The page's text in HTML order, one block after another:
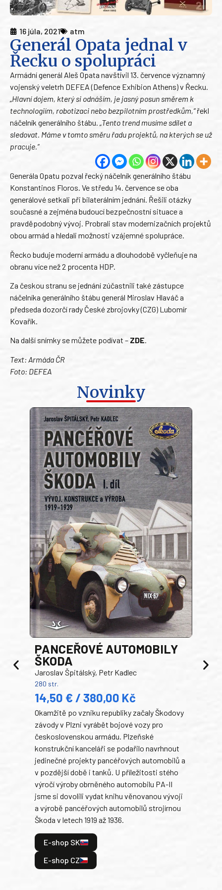
16 júla, 2021 atm
Generál Opata jednal v
Řecku o spolupráci
Armádní generál Aleš Opata navštívil 13. července významný
vojenský veletrh DEFEA (Defence Exhibion Athens) v Řecku.
„Hlavní dojem, který si odnáším, je jasný posun směrem k
technologiím, robotizaci nebo bezpilotním prostředkům,“řekl
náčelník generálního štábu. „Tento trend musíme sdílet a
sledovat. Máme v tomto směru řadu projektů, na kterých se už
pracuje.“
Generála Opatu pozval řecký náčelník generálního štábu
Konstantinos Floros. Ve středu 14. července se oba
generálové setkali při bilaterálním jednání. Řešili otázky
současné a zejména budoucí bezpečnostní situace a
pravděpodobný vývoj. Probrali stav modernizačních projektů
obou armád a hledali možnosti vzájemné spolupráce.
Řecko buduje moderní armádu a dlouhodobě vyčleňuje na
obranu více než 2 procenta HDP.
Za českou stranu se jednání zúčastnili také zástupce
náčelníka generálního štábu generál Miroslav Hlaváč a
předseda dozorčí rady České zbrojovky (CZG) Lubomír
Kovařík.
Na další snímky se můžete podívat – ZDE.
Text: Armáda ČR
Foto: DEFEA
Novinky
PANCEŘOVÉ AUTOMOBILY
ŠKODA
Jaroslav Špitálský, Petr Kadlec
280 str.
14,50 € / 380,00 Kč
Okamžitě po vzniku republiky začaly Škodovy
závody v Plzni vyrábět bojové vozy pro
československou armádu. Plzeňské
konstrukční kanceláři se podařilo navrhnout
jedinečné projekty pancéřových automobilů a
v pozdější době i tanků. U příležitosti stého
výročí výroby obrněného automobilu PA-II
jsme si dovolili vydat knihu věnovanou vývoji
a výrobě pancéřových automobilů strojírnou
Škoda v letech 1919 až 1936.
E-shop SK
E-shop CZ